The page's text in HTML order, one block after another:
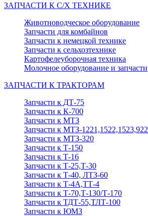
ЗАПЧАСТИ К С/Х ТЕХНИКЕ
Животноводческое оборудование
Запчасти для комбайнов
Запчасти к немецкой технике
Запчасти к сельхозтехнике
Картофелеуборочная техника
Молочное оборудование и запчасти
ЗАПЧАСТИ К ТРАКТОРАМ
Запчасти к ДТ-75
Запчасти к К-700
Запчасти к МТЗ
Запчасти к МТЗ-1221,1522,1523,922
Запчасти к МТЗ-320
Запчасти к Т-150
Запчасти к Т-16
Запчасти к Т-25,Т-30
Запчасти к Т-40, ЛТЗ-60
Запчасти к Т-4А,ТТ-4
Запчасти к Т-70,Т-130/Т-170
Запчасти к ТДТ-55,ТЛТ-100
Запчасти к ЮМЗ